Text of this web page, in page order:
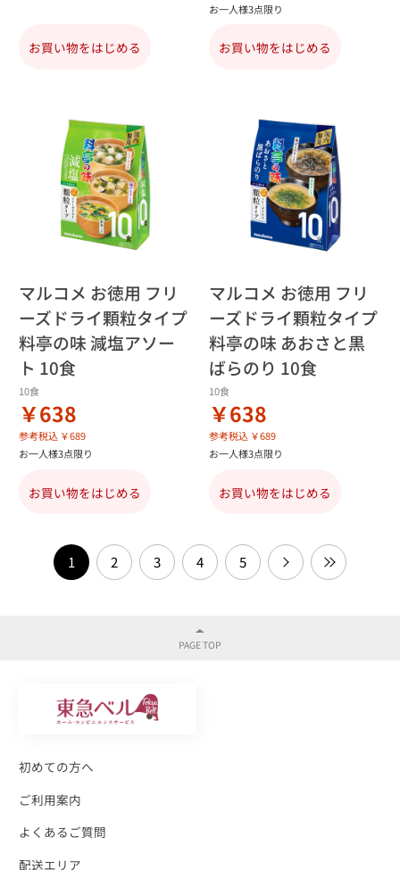
お買い物をはじめる
お一人様3点限り
お買い物をはじめる
マルコメ お徳用 フリ
ーズドライ顆粒タイプ
料亭の味 減塩アソー
ト 10食
10食
￥638
参考税込 ￥689
お一人様3点限り
お買い物をはじめる
マルコメ お徳用 フリ
ーズドライ顆粒タイプ
料亭の味 あおさと黒
ばらのり 10食
10食
￥638
参考税込 ￥689
お一人様3点限り
お買い物をはじめる
1 2 3 4 5
初めての方へ
ご利用案内
よくあるご質問
配送エリア